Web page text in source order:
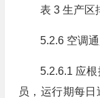
表 3 生产区
5.2.6 空调
5.2.6.1 应
员，运行期每